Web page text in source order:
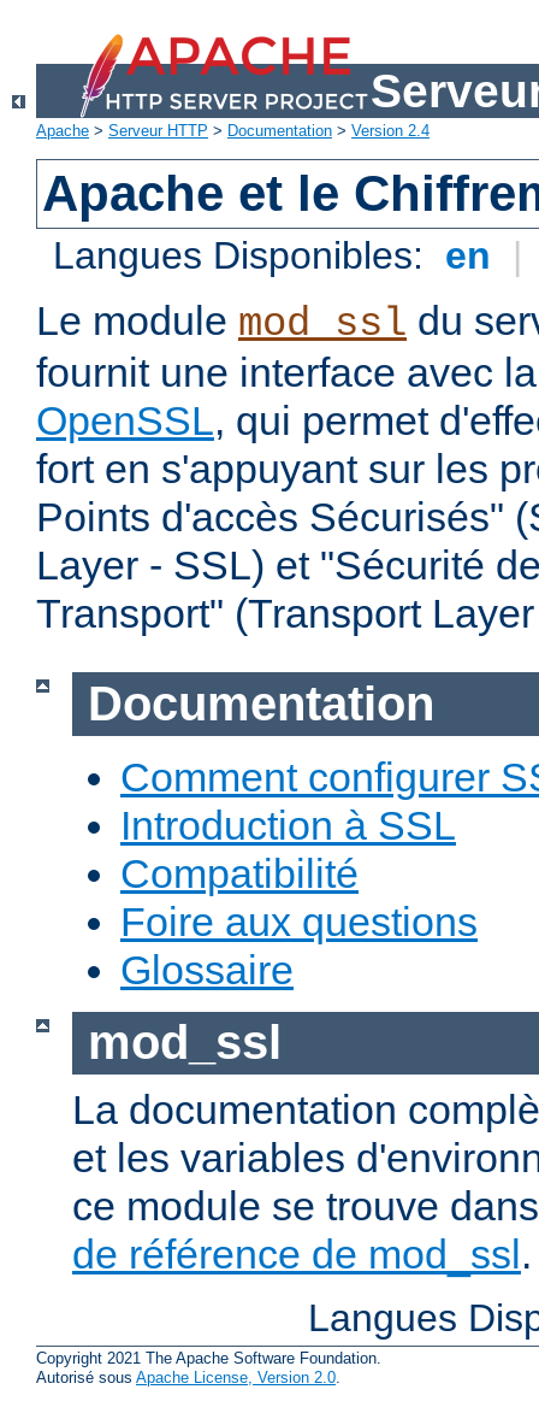
Apache > Serveur HTTP > Documentation > Version 2.4
Apache et le
Langues Disponibles: en |
Le module mod_ssl du
fournit une interface avec
OpenSSL, qui permet
fort en s'appuyant sur les
Points d'accès Sécurisés"
Layer - SSL) et "Sécurité
Transport" (Transport
Documentation
Comment configurer
Introduction à SSL
Compatibilité
Foire aux questions
Glossaire
mod_ssl
La documentation
et les variables
ce module se trouve
de référence de mod_ssl.
Langues
Copyright 2021 The Apache Software Foundation.
Autorisé sous Apache License, Version 2.0.